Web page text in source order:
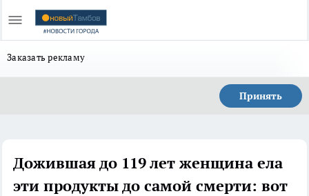
Заказать рекламу
Принять
Дожившая до 119 лет женщина ела
эти продукты до самой смерти: вот